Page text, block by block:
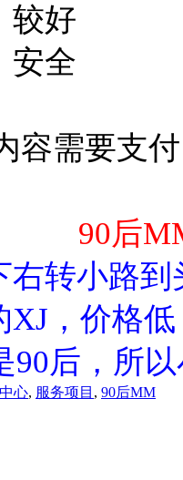
较好
安全
容需要支
： 90后
右转小路
XJ，价格
90后，所
心, 服务项目 , 90后MM